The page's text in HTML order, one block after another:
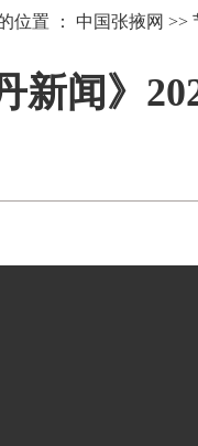
位置 ： 中国张掖网 >>
新闻》